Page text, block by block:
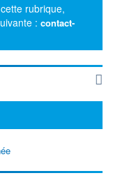
rubrique,
: contact-